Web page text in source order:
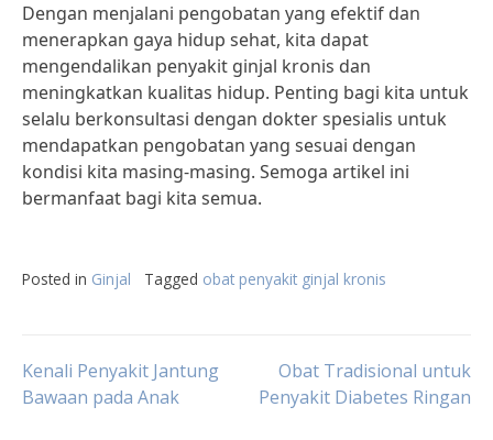
Dengan menjalani pengobatan yang efektif dan
menerapkan gaya hidup sehat, kita dapat
mengendalikan penyakit ginjal kronis dan
meningkatkan kualitas hidup. Penting bagi kita untuk
selalu berkonsultasi dengan dokter spesialis untuk
mendapatkan pengobatan yang sesuai dengan
kondisi kita masing-masing. Semoga artikel ini
bermanfaat bagi kita semua.
Posted in Ginjal Tagged obat penyakit ginjal kronis
Post
Kenali Penyakit Jantung
Bawaan pada Anak
Obat Tradisional untuk
Penyakit Diabetes Ringan